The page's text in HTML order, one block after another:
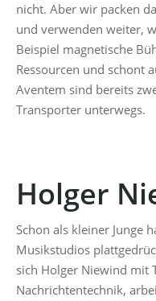
nicht. Aber wir packen
und verwenden weiter,
Beispiel magnetische
Ressourcen und schont
Aventem sind bereits
Transporter unterwegs.
Holger
Schon als kleiner Junge
Musikstudios
sich Holger Niewind mit
Nachrichtentechnik,